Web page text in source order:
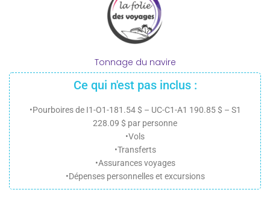
Tonnage du navire
Ce qui n'est pas inclus :
•Pourboires de I1-O1-181.54 $ – UC-C1-A1 190.85 $ – S1
228.09 $ par personne
•Vols
•Transferts
•Assurances voyages
•Dépenses personnelles et excursions